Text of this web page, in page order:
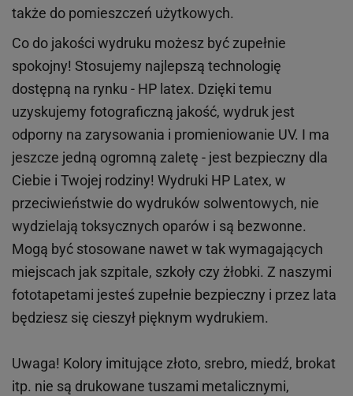
także do pomieszczeń użytkowych.
Co do jakości wydruku możesz być zupełnie
spokojny! Stosujemy najlepszą technologię
dostępną na rynku - HP latex. Dzięki temu
uzyskujemy fotograficzną jakość, wydruk jest
odporny na zarysowania i promieniowanie UV. I ma
jeszcze jedną ogromną zaletę - jest bezpieczny dla
Ciebie i Twojej rodziny! Wydruki HP Latex, w
przeciwieństwie do wydruków solwentowych, nie
wydzielają toksycznych oparów i są bezwonne.
Mogą być stosowane nawet w tak wymagających
miejscach jak szpitale, szkoły czy żłobki. Z naszymi
fototapetami jesteś zupełnie bezpieczny i przez lata
będziesz się cieszył pięknym wydrukiem.
Uwaga! Kolory imitujące złoto, srebro, miedź, brokat
itp. nie są drukowane tuszami metalicznymi,